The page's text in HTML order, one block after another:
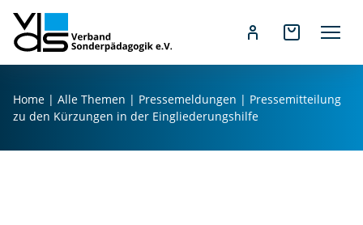
n
Home | Alle Themen | Pressemeldungen | Pressemitteilung
zu den Kürzungen in der Eingliederungshilfe